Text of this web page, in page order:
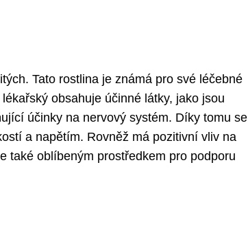
Tato rostlina je známá pro své léčebné
obsahuje účinné látky, jako jsou
účinky na nervový systém. Díky tomu se
a napětím. Rovněž má pozitivní vliv na
také oblíbeným prostředkem pro podporu